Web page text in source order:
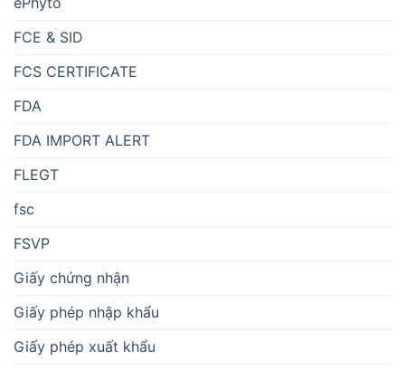
FCE & SID
FCS CERTIFICATE
FDA
FDA IMPORT ALERT
FLEGT
fsc
FSVP
Giấy chứng nhận
Giấy phép nhập khẩu
Giấy phép xuất khẩu